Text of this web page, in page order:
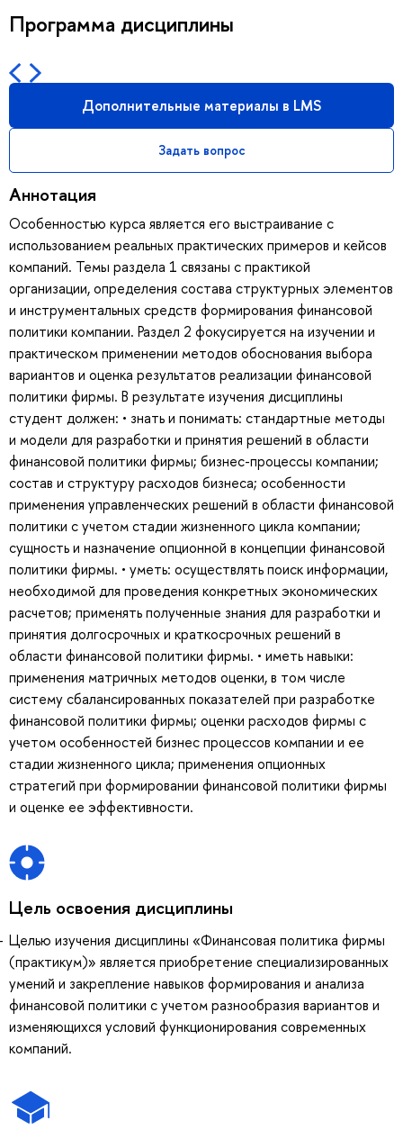
Программа дисциплины
Дополнительные материалы в LMS
Задать вопрос
Аннотация
Особенностью курса является его выстраивание с
использованием реальных практических примеров и кейсов
компаний. Темы раздела 1 связаны с практикой
организации, определения состава структурных элементов
и инструментальных средств формирования финансовой
политики компании. Раздел 2 фокусируется на изучении и
практическом применении методов обоснования выбора
вариантов и оценка результатов реализации финансовой
политики фирмы. В результате изучения дисциплины
студент должен: • знать и понимать: стандартные методы
и модели для разработки и принятия решений в области
финансовой политики фирмы; бизнес-процессы компании;
состав и структуру расходов бизнеса; особенности
применения управленческих решений в области финансовой
политики с учетом стадии жизненного цикла компании;
сущность и назначение опционной в концепции финансовой
политики фирмы. • уметь: осуществлять поиск информации,
необходимой для проведения конкретных экономических
расчетов; применять полученные знания для разработки и
принятия долгосрочных и краткосрочных решений в
области финансовой политики фирмы. • иметь навыки:
применения матричных методов оценки, в том числе
систему сбалансированных показателей при разработке
финансовой политики фирмы; оценки расходов фирмы с
учетом особенностей бизнес процессов компании и ее
стадии жизненного цикла; применения опционных
стратегий при формировании финансовой политики фирмы
и оценке ее эффективности.
Цель освоения дисциплины
Целью изучения дисциплины «Финансовая политика фирмы
(практикум)» является приобретение специализированных
умений и закрепление навыков формирования и анализа
финансовой политики с учетом разнообразия вариантов и
изменяющихся условий функционирования современных
компаний.